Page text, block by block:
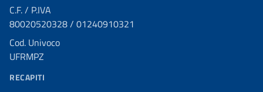
C.F. / P.IVA
80020520328 / 01240910321
Cod. Univoco
UFRMPZ
RECAPITI